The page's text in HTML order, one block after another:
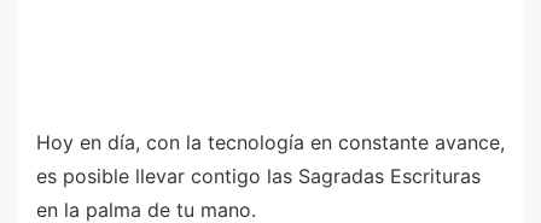
Hoy en día, con la tecnología en constante avance,
es posible llevar contigo las Sagradas Escrituras
en la palma de tu mano.